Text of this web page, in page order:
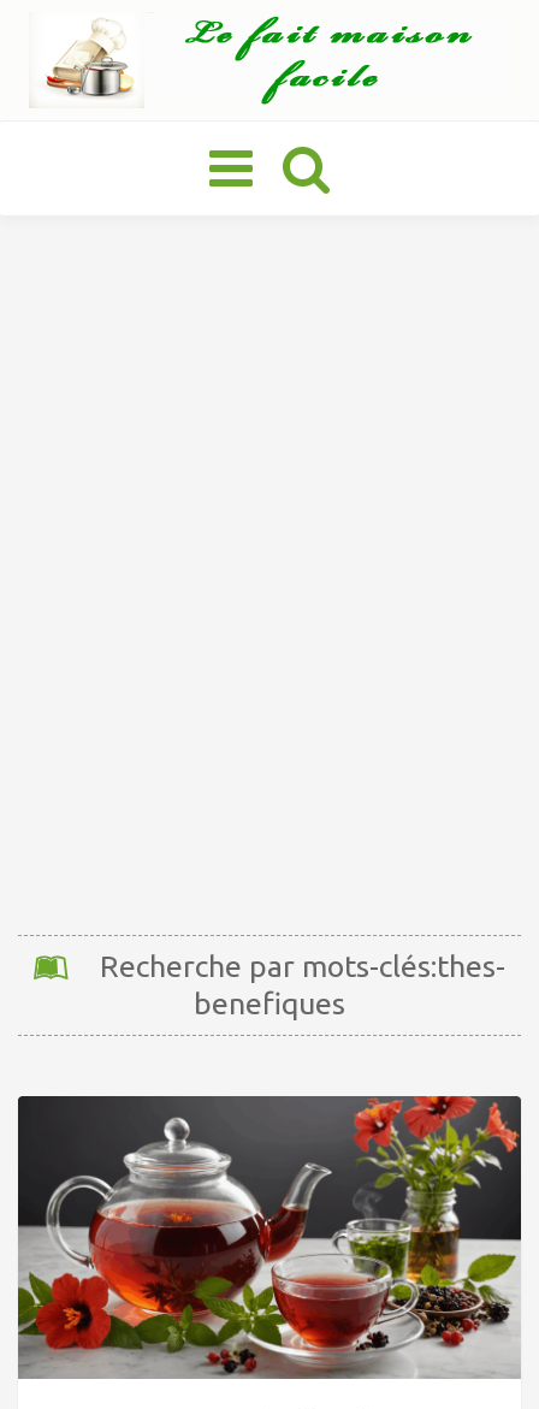
Basculer
la
navigation
Recherche par mots-clés:thes-
benefiques